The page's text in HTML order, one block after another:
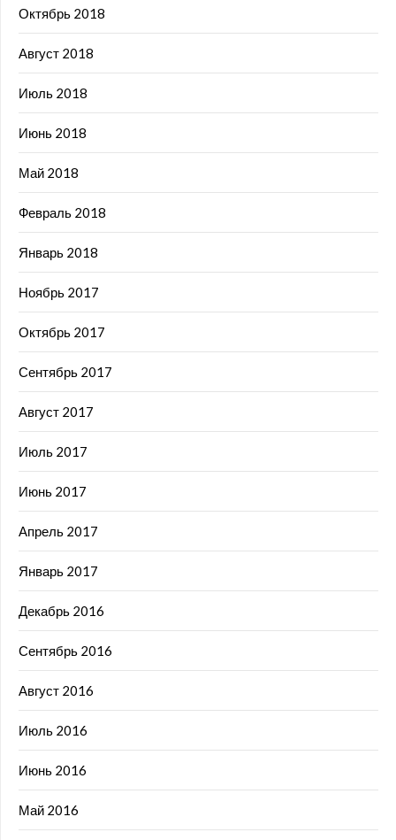
Октябрь 2018
Август 2018
Июль 2018
Июнь 2018
Май 2018
Февраль 2018
Январь 2018
Ноябрь 2017
Октябрь 2017
Сентябрь 2017
Август 2017
Июль 2017
Июнь 2017
Апрель 2017
Январь 2017
Декабрь 2016
Сентябрь 2016
Август 2016
Июль 2016
Июнь 2016
Май 2016